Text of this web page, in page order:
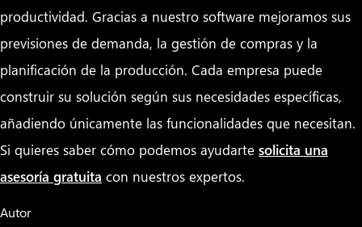
productividad. Gracias a nuestro software mejoramos sus
previsiones de demanda, la gestión de compras y la
planificación de la producción. Cada empresa puede
construir su solución según sus necesidades específicas,
añadiendo únicamente las funcionalidades que necesitan.
Si quieres saber cómo podemos ayudarte solicita una
asesoría gratuita con nuestros expertos.
Autor